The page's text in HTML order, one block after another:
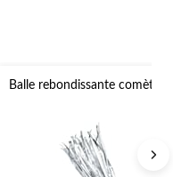
Balle rebondissante comète